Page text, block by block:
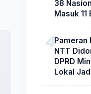
38
Masuk
Pameran
NTT
DPRD
Lokal